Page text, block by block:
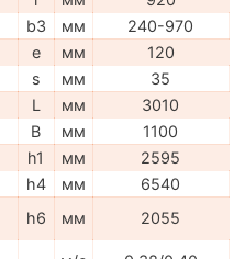
b3 мм
240-970
e мм
120
s мм
35
L мм
3010
B мм
1100
h1 мм
2595
h4 мм
6540
h6 мм
2055